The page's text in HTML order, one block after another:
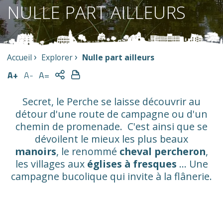
NULLE PART AILLEURS
Accueil Explorer Nulle part ailleurs
A+ A- A=
Secret, le Perche se laisse découvrir au
détour d'une route de campagne ou d'un
chemin de promenade. C'est ainsi que se
dévoilent le mieux les plus beaux
manoirs, le renommé cheval percheron,
les villages aux églises à fresques ... Une
campagne bucolique qui invite à la flânerie.